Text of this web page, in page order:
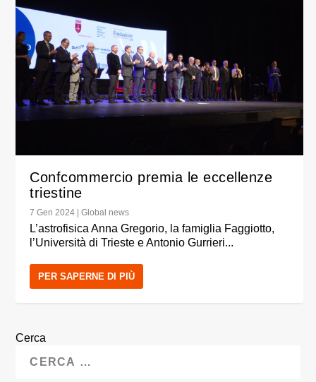
Confcommercio premia le eccellenze
triestine
7 Gen 2024 |Global news
L’astrofisica Anna Gregorio, la famiglia Faggiotto,
l’Università di Trieste e Antonio Gurrieri...
PER SAPERNE DI PIÙ
Cerca